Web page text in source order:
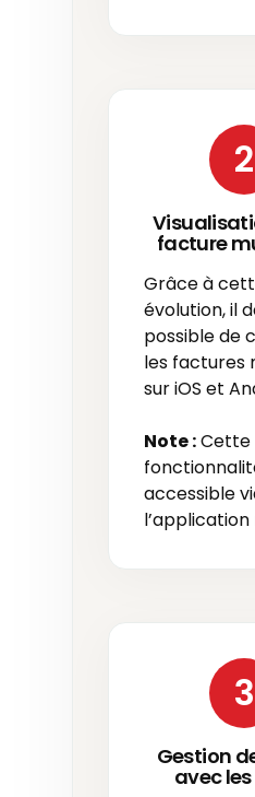
2
facture
Grâce à
évolution, il
possible de
les factures
sur iOS et
Note :Cette
accessible
l’application
3
Gestion
avec